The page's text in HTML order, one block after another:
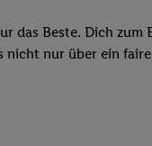
das Beste. Dich
nicht nur über ein